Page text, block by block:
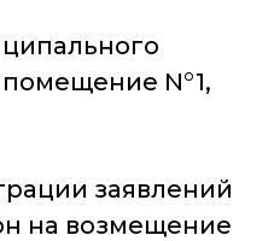
N°1,
заявлений
на возмещение